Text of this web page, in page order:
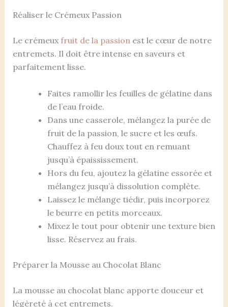
Réaliser le Crémeux Passion
Le crémeux fruit de la passion est le cœur de notre
entremets. Il doit être intense en saveurs et
parfaitement lisse.
Faites ramollir les feuilles de gélatine dans
de l’eau froide.
Dans une casserole, mélangez la purée de
fruit de la passion, le sucre et les œufs.
Chauffez à feu doux tout en remuant
jusqu’à épaississement.
Hors du feu, ajoutez la gélatine essorée et
mélangez jusqu’à dissolution complète.
Laissez le mélange tiédir, puis incorporez
le beurre en petits morceaux.
Mixez le tout pour obtenir une texture bien
lisse. Réservez au frais.
Préparer la Mousse au Chocolat Blanc
La mousse au chocolat blanc apporte douceur et
légèreté à cet entremets.